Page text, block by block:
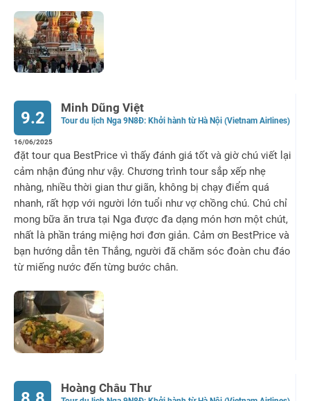
Minh Dũng Việt
Tour du lịch Nga 9N8Đ: Khởi hành từ Hà Nội (Vietnam Airlines)
9.2
16/06/2025
đặt tour qua BestPrice vì thấy đánh giá tốt và giờ chú viết lại
cảm nhận đúng như vậy. Chương trình tour sắp xếp nhẹ
nhàng, nhiều thời gian thư giãn, không bị chạy điểm quá
nhanh, rất hợp với người lớn tuổi như vợ chồng chú. Chú chỉ
mong bữa ăn trưa tại Nga được đa dạng món hơn một chút,
nhất là phần tráng miệng hơi đơn giản. Cảm ơn BestPrice và
bạn hướng dẫn tên Thắng, người đã chăm sóc đoàn chu đáo
từ miếng nước đến từng bước chân.
Hoàng Châu Thư